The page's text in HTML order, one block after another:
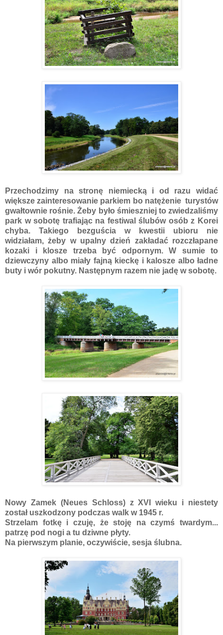
Przechodzimy na stronę niemiecką i od razu widać
większe zainteresowanie parkiem bo natężenie turystów
gwałtownie rośnie. Żeby było śmieszniej to zwiedzaliśmy
park w sobotę trafiając na festiwal ślubów osób z Korei
chyba. Takiego bezguścia w kwestii ubioru nie
widziałam, żeby w upalny dzień zakładać rozczłapane
kozaki i klosze trzeba być odpornym. W sumie to
dziewczyny albo miały fajną kieckę i kalosze albo ładne
buty i wór pokutny. Następnym razem nie jadę w sobotę.
Nowy Zamek (Neues Schloss) z XVI wieku i niestety
został uszkodzony podczas walk w 1945 r.
Strzelam fotkę i czuję, że stoję na czymś twardym...
patrzę pod nogi a tu dziwne płyty.
Na pierwszym planie, oczywiście, sesja ślubna.